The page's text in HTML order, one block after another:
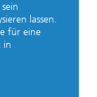
lassen.
für eine
in